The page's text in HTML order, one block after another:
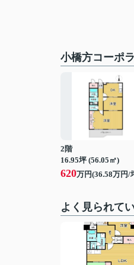
小橋方コーポ
2階
16.95坪 (56.05㎡)
620万円(36.58万円/
よく見られて